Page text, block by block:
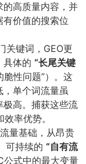
高质量内容，并
价值的搜索位
关键词，GEO更
具体的 ​“长尾关键
脆性问题”）。这
单个词流量虽
高。捕获这些流
率优势。
量基础，从昂贵
可持续的 ​“自有流
公式中的最大变量